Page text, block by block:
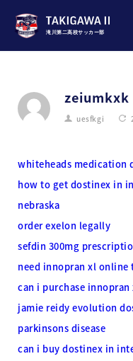
滝川第二高校サッカー部
zeiumkxk
uesfkgi
whiteheads medication
how to get dostinex in
nebraska
order exelon legally
sefdin 300mg
need innopran xl online
can i purchase
jamie reidy evolution
parkinsons disease
can i buy dostinex in